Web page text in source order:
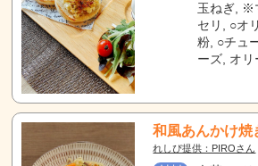
玉ねぎ, ※
セリ, ○オ
粉, ○チュ
ーズ, オ
和風あんかけ焼
れしぴ提供：PIROさん